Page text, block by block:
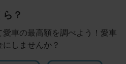
？
車の最高額を調べよう！愛車
しませんか？